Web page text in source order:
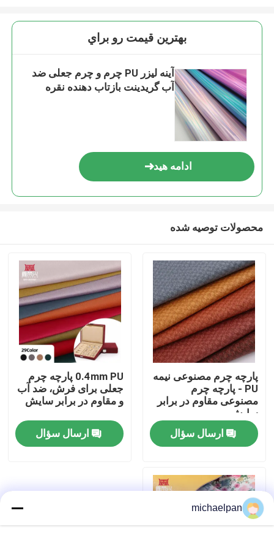
محصولات
بهترين قيمت رو براي
آینه لیزر PU چرم و چرم جعلی ضد
آب گریدینت بازتاب دهنده نقره
ادامه هید
محصولات توصیه شده
پارچه چرم مصنوعی نیمه
PU - پارچه چرم
مصنوعی مقاوم در برابر
سایش
ارسال سؤال
0.4mm PU پارچه چرم
جعلی برای فرش، ضد آب
و مقاوم در برابر سایش
ارسال سؤال
michaelpan